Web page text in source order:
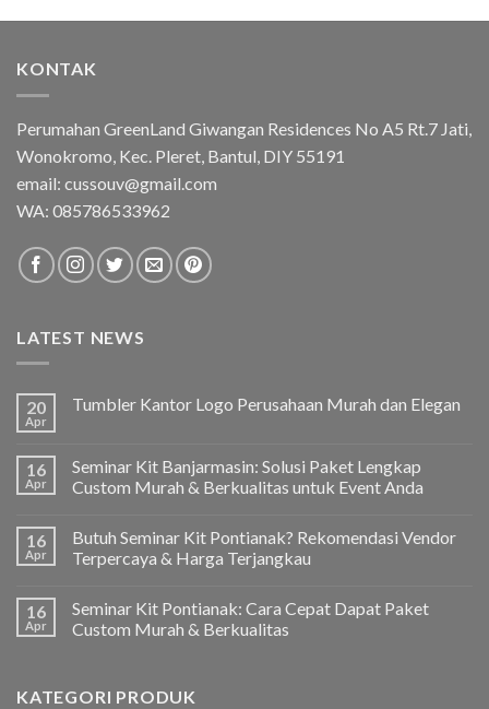
KONTAK
Perumahan GreenLand Giwangan Residences No A5 Rt.7 Jati,
Wonokromo, Kec. Pleret, Bantul, DIY 55191
email: cussouv@gmail.com
WA: 085786533962
LATEST NEWS
20
Apr
Tumbler Kantor Logo Perusahaan Murah dan Elegan
16
Apr
Seminar Kit Banjarmasin: Solusi Paket Lengkap
Custom Murah & Berkualitas untuk Event Anda
16
Apr
Butuh Seminar Kit Pontianak? Rekomendasi Vendor
Terpercaya & Harga Terjangkau
16
Apr
Seminar Kit Pontianak: Cara Cepat Dapat Paket
Custom Murah & Berkualitas
KATEGORI PRODUK